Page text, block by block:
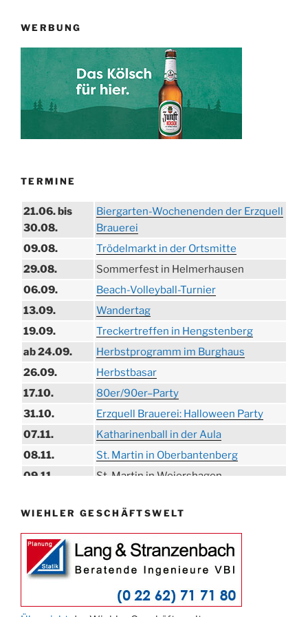
WERBUNG
TERMINE
21.06. bis
30.08.
Biergarten-Wochenenden der Erzquell
Brauerei
09.08.
Trödelmarkt in der Ortsmitte
29.08.
Sommerfest in Helmerhausen
06.09.
Beach-Volleyball-Turnier
13.09.
Wandertag
19.09.
Treckertreffen in Hengstenberg
ab 24.09.
Herbstprogramm im Burghaus
26.09.
Herbstbasar
17.10.
80er/90er–Party
31.10.
Erzquell Brauerei: Halloween Party
07.11.
Katharinenball in der Aula
08.11.
St. Martin in Oberbantenberg
09.11.
St. Martin in Weiershagen
11.11.
„DÜX“ im Burghaus
14.11.
15.11.
Konzert Bielsteiner Männerchor
15.11.
Volkstrauertag am Ehrenmal
27.11.
Anknipsfest an der Oberbantenberger
WIEHLER GESCHÄFTSWELT